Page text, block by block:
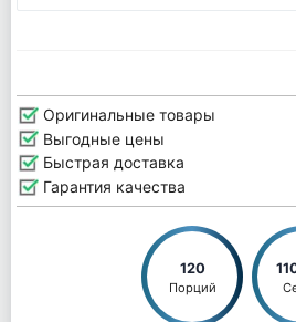
Оригинальные товары
Выгодные цены
Быстрая доставка
Гарантия качества
120
Порций